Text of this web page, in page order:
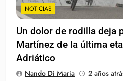
NOTICIAS
Un dolor de rodilla deja
Martínez de la última
Adriático
Nando Di Maria 2 años